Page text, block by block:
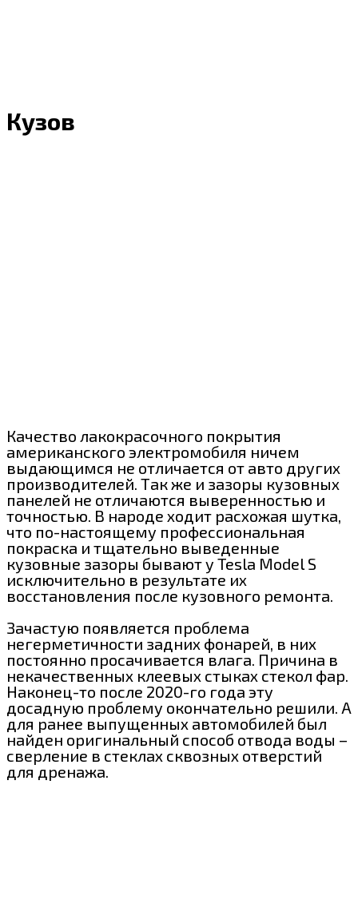
Кузов
Качество лакокрасочного покрытия
американского электромобиля ничем
выдающимся не отличается от авто других
производителей. Так же и зазоры кузовных
панелей не отличаются выверенностью и
точностью. В народе ходит расхожая шутка,
что по-настоящему профессиональная
покраска и тщательно выведенные
кузовные зазоры бывают у Tesla Model S
исключительно в результате их
восстановления после кузовного ремонта.
Зачастую появляется проблема
негерметичности задних фонарей, в них
постоянно просачивается влага. Причина в
некачественных клеевых стыках стекол фар.
Наконец-то после 2020-го года эту
досадную проблему окончательно решили. А
для ранее выпущенных автомобилей был
найден оригинальный способ отвода воды –
сверление в стеклах сквозных отверстий
для дренажа.